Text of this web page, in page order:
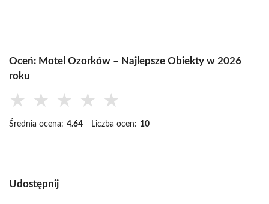
Oceń: Motel Ozorków – Najlepsze Obiekty w 2026
roku
★ ★ ★ ★ ★
Średnia ocena: 4.64 Liczba ocen: 10
Udostępnij